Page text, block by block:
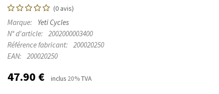
(0 avis)
Marque:
Yeti Cycles
N° d'article:
2002000003400
Référence fabricant:
200020250
EAN:
200020250
47.90 € inclus 20%TVA